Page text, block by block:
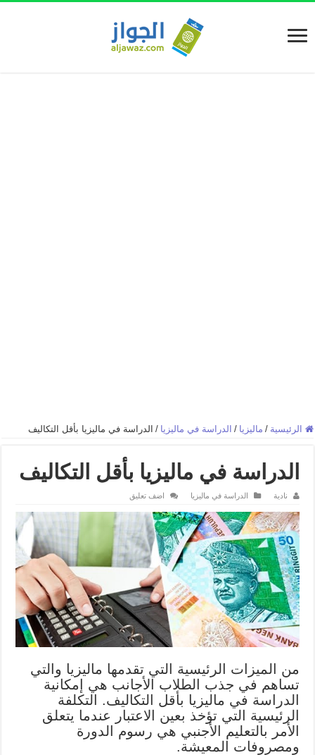
الرئيسية / ماليزيا / الدراسة في ماليزيا / الدراسة في ماليزيا بأقل التكاليف
الدراسة في ماليزيا بأقل التكاليف
نادية الدراسة في ماليزيا اضف تعليق
من الميزات الرئيسية التي تقدمها ماليزيا والتي
تساهم في جذب الطلاب الأجانب هي إمكانية
الدراسة في ماليزيا بأقل التكاليف. التكلفة
الرئيسية التي تؤخذ بعين الاعتبار عندما يتعلق
الأمر بالتعليم الأجنبي هي رسوم الدورة
ومصروفات المعيشة.